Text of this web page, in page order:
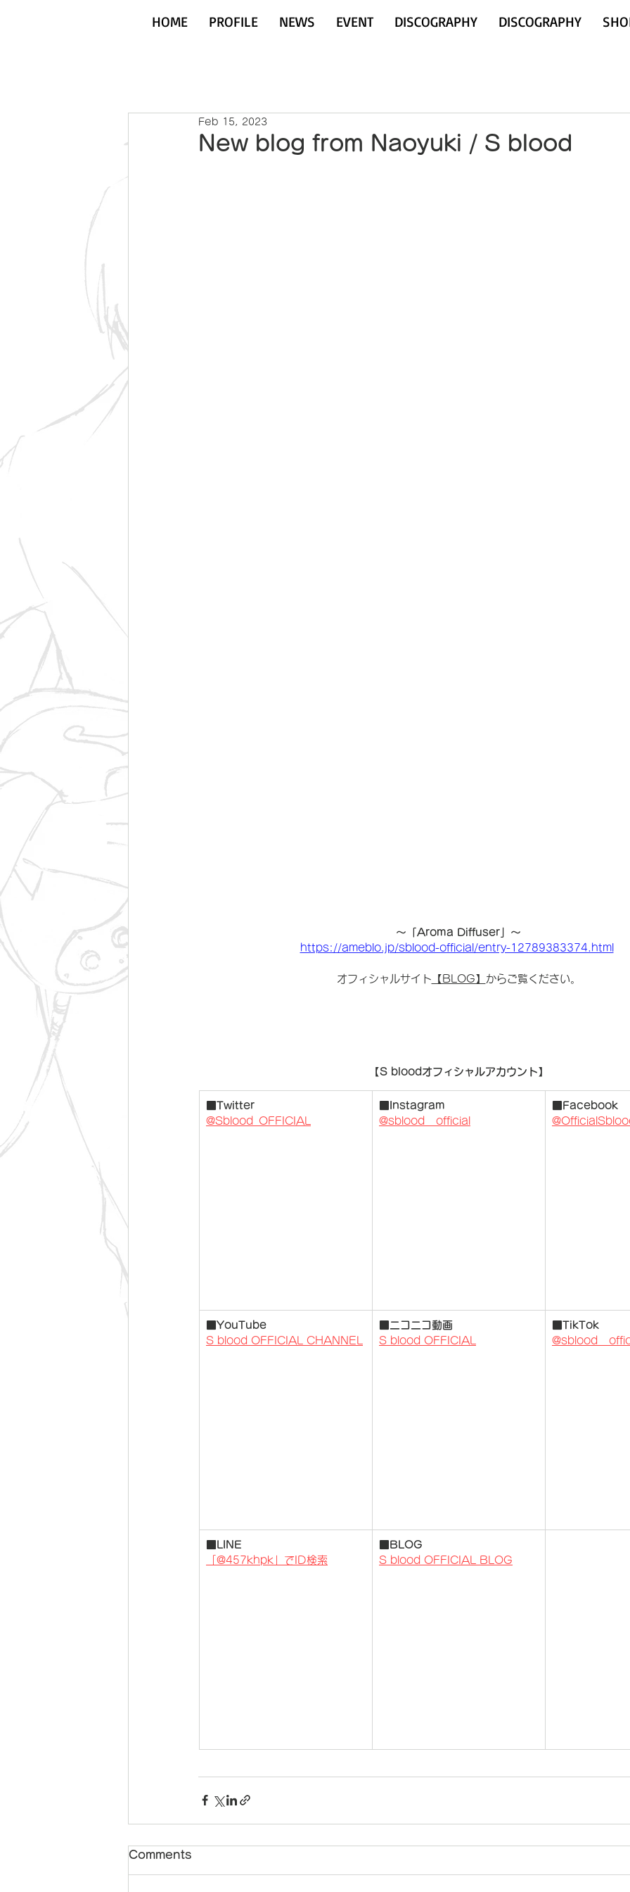
HOME PROFILE NEWS EVENT DISCOGRAPHY DISCOGRAPHY
New blog from Naoyuki / S blood
Feb 15, 2023
〜「Aroma Diffuser」〜
https://ameblo.jp/sblood-official/entry-12789383374.html
オフィシャルサイト 【BLOG】 からご覧ください。
【S bloodオフィシャルアカウント】
■Twitter
@Sblood_OFFICIAL
■Instagram
@sblood__official
■Facebook
■YouTube
S blood OFFICIAL CHANNEL
■ニコニコ動画
S blood OFFICIAL
■TikTok
​■LINE
「@457khpk」でID検索
■BLOG
S blood OFFICIAL BLOG
Comments